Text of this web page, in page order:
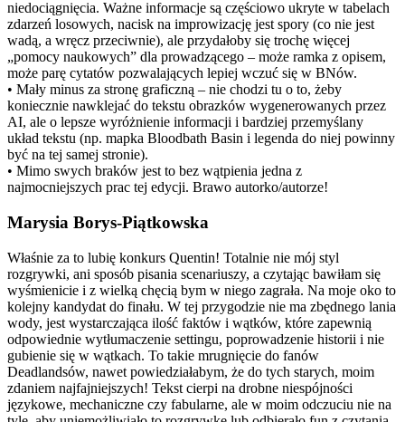
niedociągnięcia. Ważne informacje są częściowo ukryte w tabelach
zdarzeń losowych, nacisk na improwizację jest spory (co nie jest
wadą, a wręcz przeciwnie), ale przydałoby się trochę więcej
„pomocy naukowych” dla prowadzącego – może ramka z opisem,
może parę cytatów pozwalających lepiej wczuć się w BNów.
• Mały minus za stronę graficzną – nie chodzi tu o to, żeby
koniecznie nawklejać do tekstu obrazków wygenerowanych przez
AI, ale o lepsze wyróżnienie informacji i bardziej przemyślany
układ tekstu (np. mapka Bloodbath Basin i legenda do niej powinny
być na tej samej stronie).
• Mimo swych braków jest to bez wątpienia jedna z
najmocniejszych prac tej edycji. Brawo autorko/autorze!
Marysia Borys-Piątkowska
Właśnie za to lubię konkurs Quentin! Totalnie nie mój styl
rozgrywki, ani sposób pisania scenariuszy, a czytając bawiłam się
wyśmienicie i z wielką chęcią bym w niego zagrała. Na moje oko to
kolejny kandydat do finału. W tej przygodzie nie ma zbędnego lania
wody, jest wystarczająca ilość faktów i wątków, które zapewnią
odpowiednie wytłumaczenie settingu, poprowadzenie historii i nie
gubienie się w wątkach. To takie mrugnięcie do fanów
Deadlandsów, nawet powiedziałabym, że do tych starych, moim
zdaniem najfajniejszych! Tekst cierpi na drobne niespójności
językowe, mechaniczne czy fabularne, ale w moim odczuciu nie na